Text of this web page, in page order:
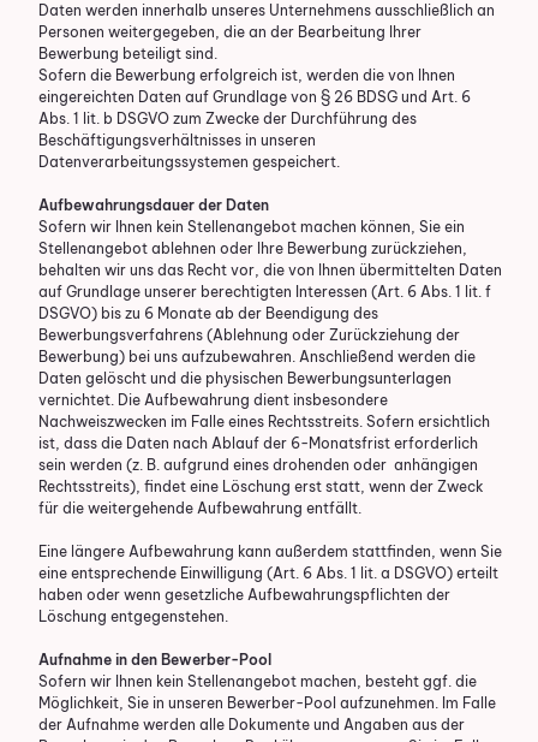
Daten werden innerhalb unseres Unternehmens ausschließlich an
Personen weitergegeben, die an der Bearbeitung Ihrer
Bewerbung beteiligt sind.
Sofern die Bewerbung erfolgreich ist, werden die von Ihnen
eingereichten Daten auf Grundlage von § 26 BDSG und Art. 6
Abs. 1 lit. b DSGVO zum Zwecke der Durchführung des
Beschäftigungsverhältnisses in unseren
Datenverarbeitungssystemen gespeichert.
Aufbewahrungsdauer der Daten
Sofern wir Ihnen kein Stellenangebot machen können, Sie ein
Stellenangebot ablehnen oder Ihre Bewerbung zurückziehen,
behalten wir uns das Recht vor, die von Ihnen übermittelten Daten
auf Grundlage unserer berechtigten Interessen (Art. 6 Abs. 1 lit. f
DSGVO) bis zu 6 Monate ab der Beendigung des
Bewerbungsverfahrens (Ablehnung oder Zurückziehung der
Bewerbung) bei uns aufzubewahren. Anschließend werden die
Daten gelöscht und die physischen Bewerbungsunterlagen
vernichtet. Die Aufbewahrung dient insbesondere
Nachweiszwecken im Falle eines Rechtsstreits. Sofern ersichtlich
ist, dass die Daten nach Ablauf der 6-Monatsfrist erforderlich
sein werden (z. B. aufgrund eines drohenden oder anhängigen
Rechtsstreits), findet eine Löschung erst statt, wenn der Zweck
für die weitergehende Aufbewahrung entfällt.
Eine längere Aufbewahrung kann außerdem stattfinden, wenn Sie
eine entsprechende Einwilligung (Art. 6 Abs. 1 lit. a DSGVO) erteilt
haben oder wenn gesetzliche Aufbewahrungspflichten der
Löschung entgegenstehen.
Aufnahme in den Bewerber-Pool
Sofern wir Ihnen kein Stellenangebot machen, besteht ggf. die
Möglichkeit, Sie in unseren Bewerber-Pool aufzunehmen. Im Falle
der Aufnahme werden alle Dokumente und Angaben aus der